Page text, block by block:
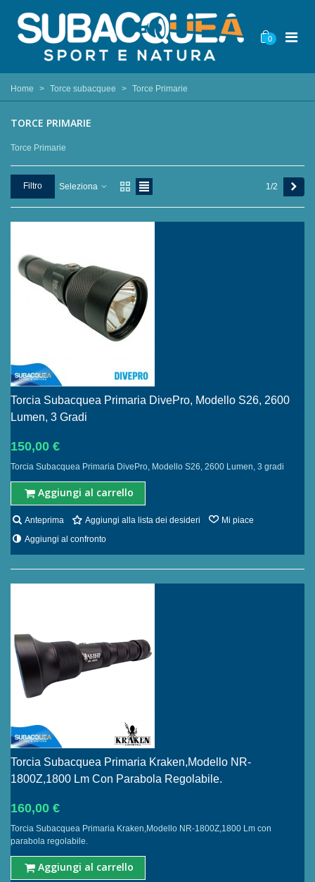
0
Home > Torce subacquee > Torce Primarie
TORCE PRIMARIE
Torce Primarie
Filtro Seleziona 1/2
Torcia Subacquea Primaria DivePro, Modello S26, 2600
Lumen, 3 Gradi
150,00 €
Torcia Subacquea Primaria DivePro, Modello S26, 2600 Lumen, 3 gradi
Aggiungi al carrello
Anteprima Aggiungi alla lista dei desideri
Mi piace
Aggiungi al confronto
Torcia Subacquea Primaria Kraken,Modello NR-
1800Z,1800 Lm Con Parabola Regolabile.
160,00 €
Torcia Subacquea Primaria Kraken,Modello NR-1800Z,1800 Lm con
parabola regolabile.
Aggiungi al carrello